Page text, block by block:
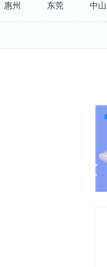
惠州 东莞 中山
武汉 沈阳 长沙